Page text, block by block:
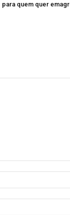
para quem quer